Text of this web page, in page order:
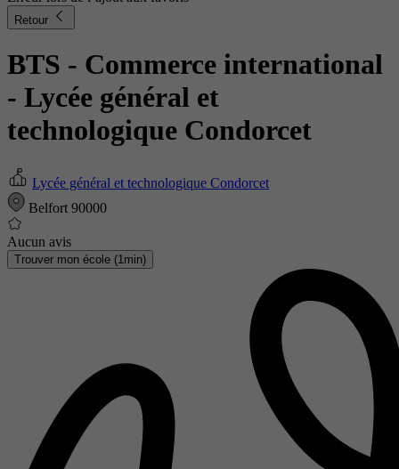
Retour
BTS - Commerce international
- Lycée général et
technologique Condorcet
Lycée général et technologique Condorcet
Belfort 90000
Aucun avis
Trouver mon école (1min)